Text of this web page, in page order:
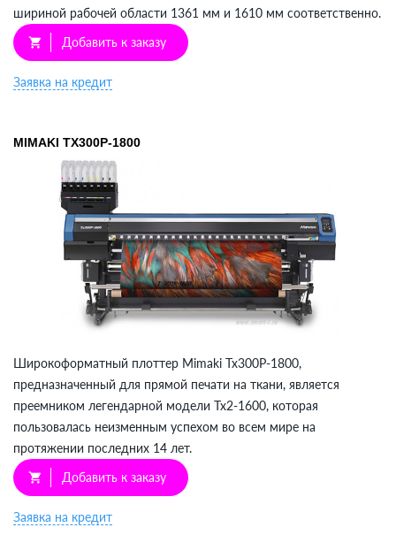
шириной рабочей области 1361 мм и 1610 мм соответственно.
shopping_cart Добавить к заказу
Заявка на кредит
MIMAKI TX300P-1800
Широкоформатный плоттер Mimaki Tx300P-1800,
предназначенный для прямой печати на ткани, является
преемником легендарной модели Tx2-1600, которая
пользовалась неизменным успехом во всем мире на
протяжении последних 14 лет.
shopping_cart Добавить к заказу
Заявка на кредит